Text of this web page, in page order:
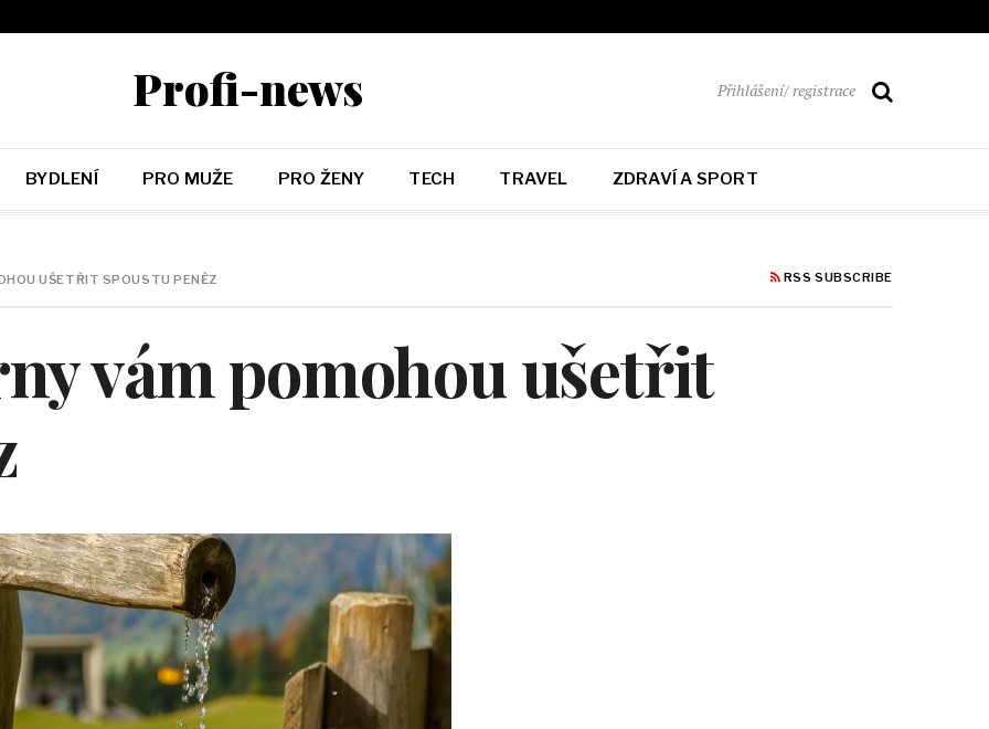
Profi-news Přihlášení/ registrace
BYDLENÍ PRO MUŽE PRO ŽENY TECH TRAVEL ZDRAVÍ A SPORT
UŠETŘIT SPOUSTU PENĚZ RSS SUBSCRIBE
vám pomohou ušetřit